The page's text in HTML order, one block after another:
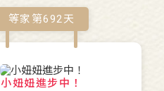
等家第692天
小妞妞進步中！